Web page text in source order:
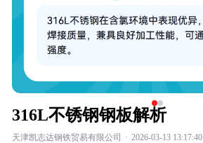
316L不锈钢钢板解析
天津凯志达钢铁贸易有限公司 · 2026-03-13 13:17:40